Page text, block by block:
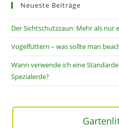
Neueste Beiträge
Der Sichtschutzzaun: Mehr als nur
Vogelfüttern – was sollte man
Wann verwende ich eine
Spezialerde?